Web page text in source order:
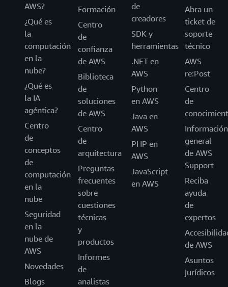
AWS?
¿Qué es
la
computación
en la
nube?
¿Qué es
la IA
agéntica?
Centro
de
conceptos
de
computación
en la
nube
Seguridad
en la
nube de
AWS
Novedades
Blogs
Formación
Centro
de
confianza
de AWS
Biblioteca
de
soluciones
de AWS
Centro
de
arquitectura
Preguntas
frecuentes
sobre
cuestiones
técnicas
y
productos
Informes
de
analistas
de
creadores
SDK y
herramientas
.NET en
AWS
Python
en AWS
Java en
AWS
PHP en
AWS
JavaScript
en AWS
Abra un
ticket de
soporte
técnico
AWS
re:Post
Centro
de
Información
general
de AWS
Support
Reciba
ayuda
de
expertos
de AWS
Asuntos
jurídicos